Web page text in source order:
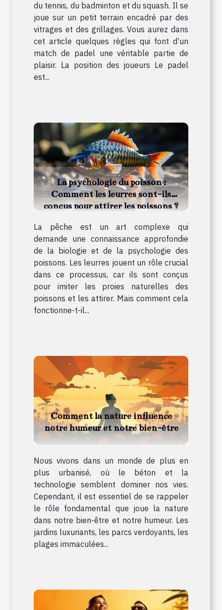
du tennis, du badminton et du squash. Il se
joue sur un petit terrain encadré par des
vitrages et des grillages. Vous aurez dans
cet article quelques règles qui font d’un
match de padel une véritable partie de
plaisir. La position des joueurs Le padel
est...
La psychologie du poisson :
Comment les leurres sont-ils
conçus pour attirer les poissons ?
La pêche est un art complexe qui
demande une connaissance approfondie
de la biologie et de la psychologie des
poissons. Les leurres jouent un rôle crucial
dans ce processus, car ils sont conçus
pour imiter les proies naturelles des
poissons et les attirer. Mais comment cela
fonctionne-t-il...
Comment la nature influence
notre humeur et notre bien-être
Nous vivons dans un monde de plus en
plus urbanisé, où le béton et la
technologie semblent dominer nos vies.
Cependant, il est essentiel de se rappeler
le rôle fondamental que joue la nature
dans notre bien-être et notre humeur. Les
jardins luxuriants, les parcs verdoyants, les
plages immaculées...